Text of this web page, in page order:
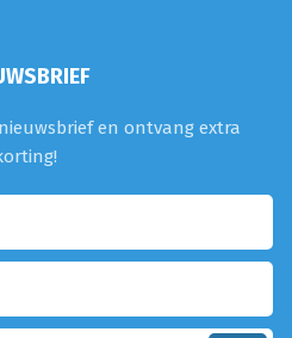
en ontvang extra